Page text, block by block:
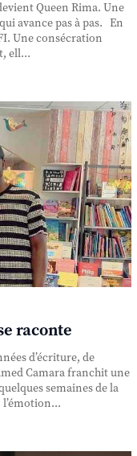
Queen Rima. Une
avance pas à pas. En
Une consécration
ell...
raconte
d’écriture, de
Camara franchit une
semaines de la